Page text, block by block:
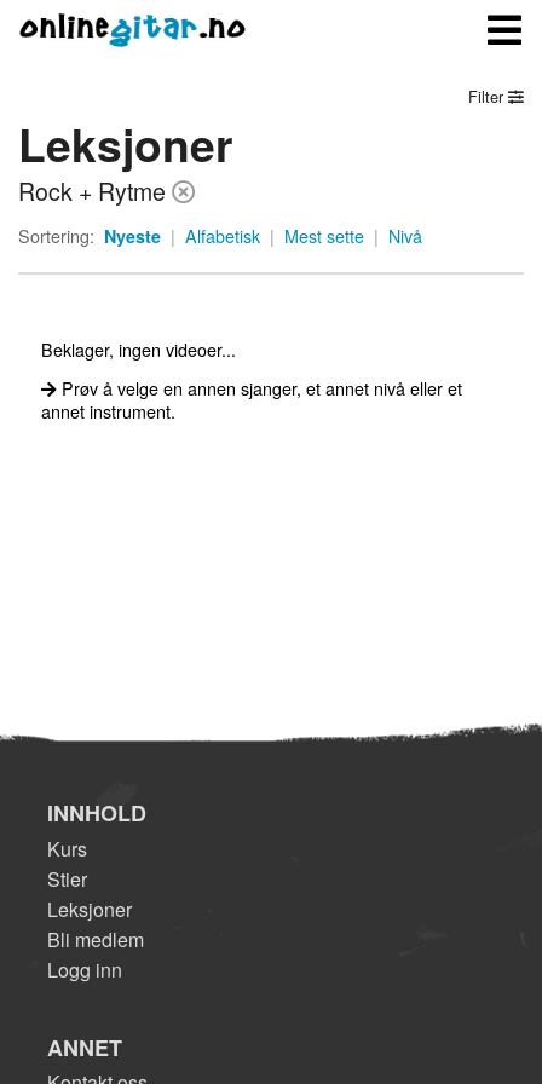
Meny
Logg inn
Filter
Leksjoner
Rock + Rytme
Sortering: Nyeste | Alfabetisk | Mest sette | Nivå
Beklager, ingen videoer...
Prøv å velge en annen sjanger, et annet nivå eller et
annet instrument.
INNHOLD
Kurs
Stier
Leksjoner
Bli medlem
Logg inn
ANNET